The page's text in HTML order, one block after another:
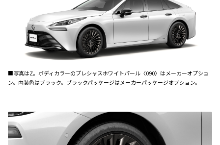
■写真はZ。ボディカラーのプレシャスホワイトパール〈090〉はメーカーオプショ
ン。内装色はブラック。ブラックパッケージはメーカーパッケージオプション。